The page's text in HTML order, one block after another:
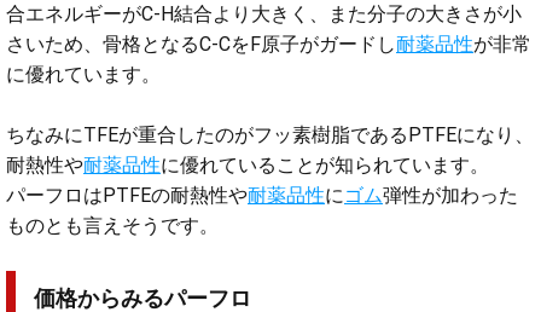
合エネルギーがC-H結合より大きく、また分子の大きさが小
さいため、骨格となるC-CをF原子がガードし耐薬品性が非常
に優れています。
ちなみにTFEが重合したのがフッ素樹脂であるPTFEになり、
耐熱性や耐薬品性に優れていることが知られています。
パーフロはPTFEの耐熱性や耐薬品性にゴム弾性が加わった
ものとも言えそうです。
価格からみるパーフロ